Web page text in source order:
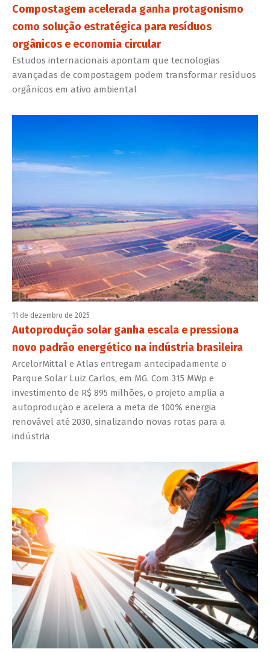
Compostagem acelerada ganha protagonismo
como solução estratégica para resíduos
orgânicos e economia circular
Estudos internacionais apontam que tecnologias
avançadas de compostagem podem transformar resíduos
orgânicos em ativo ambiental
11 de dezembro de 2025
Autoprodução solar ganha escala e pressiona
novo padrão energético na indústria brasileira
ArcelorMittal e Atlas entregam antecipadamente o
Parque Solar Luiz Carlos, em MG. Com 315 MWp e
investimento de R$ 895 milhões, o projeto amplia a
autoprodução e acelera a meta de 100% energia
renovável até 2030, sinalizando novas rotas para a
indústria